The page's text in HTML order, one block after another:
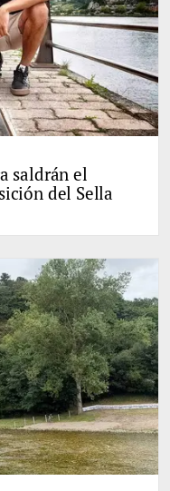
saldrán el
del Sella